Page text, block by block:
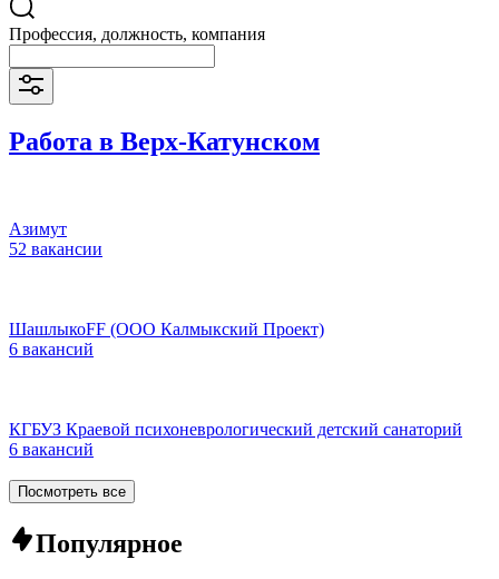
Профессия, должность, компания
Работа в Верх-Катунском
Азимут
52 вакансии
ШашлыкоFF (ООО Калмыкский Проект)
6 вакансий
КГБУЗ Краевой психоневрологический детский санаторий
6 вакансий
Посмотреть все
Популярное